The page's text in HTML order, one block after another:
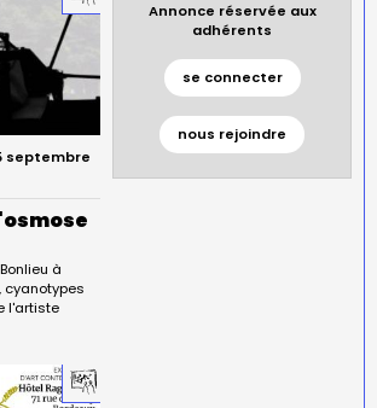
septembre
à
cyanotypes
l'artiste
Annonce réservée aux
adhérents
se connecter
nous rejoindre